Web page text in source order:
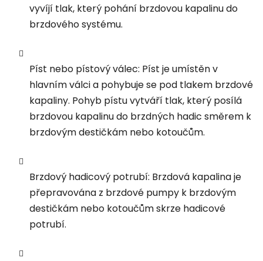
vyvíjí tlak, který pohání brzdovou kapalinu do
brzdového systému.
Píst nebo pístový válec: Píst je umístěn v
hlavním válci a pohybuje se pod tlakem brzdové
kapaliny. Pohyb pístu vytváří tlak, který posílá
brzdovou kapalinu do brzdných hadic směrem k
brzdovým destičkám nebo kotoučům.
Brzdový hadicový potrubí: Brzdová kapalina je
přepravována z brzdové pumpy k brzdovým
destičkám nebo kotoučům skrze hadicové
potrubí.